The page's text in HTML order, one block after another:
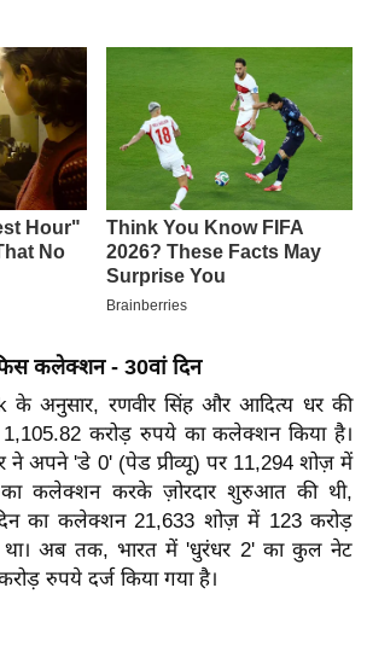
कलेक्शन - 30वां दिन
के अनुसार, रणवीर सिंह और आदित्य धर की
करोड़ रुपये का कलेक्शन किया है।
ने अपने 'डे 0' (पेड प्रीव्यू) पर 11,294 शोज़ में
कलेक्शन करके ज़ोरदार शुरुआत की थी,
का कलेक्शन 21,633 शोज़ में 123 करोड़
अब तक, भारत में 'धुरंधर 2' का कुल नेट
रुपये दर्ज किया गया है।